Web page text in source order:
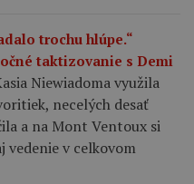
trochu hlúpe.“
taktizovanie s Demi
Niewiadoma využila
necelých desať
a na Mont Ventoux si
vedenie v celkovom